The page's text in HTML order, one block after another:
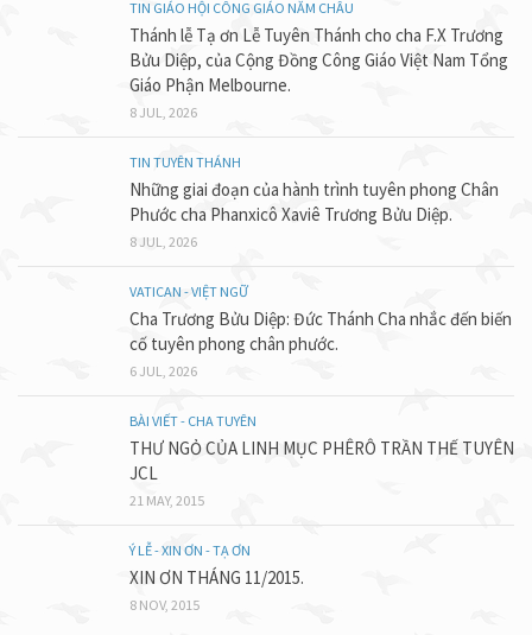
TIN GIÁO HỘI CÔNG GIÁO NĂM CHÂU
Thánh lễ Tạ ơn Lễ Tuyên Thánh cho cha F.X Trương
Bửu Diệp, của Cộng Đồng Công Giáo Việt Nam Tổng
Giáo Phận Melbourne.
8 JUL, 2026
TIN TUYÊN THÁNH
Những giai đoạn của hành trình tuyên phong Chân
Phước cha Phanxicô Xaviê Trương Bửu Diệp.
8 JUL, 2026
VATICAN - VIỆT NGỮ
Cha Trương Bửu Diệp: Đức Thánh Cha nhắc đến biến
cố tuyên phong chân phước.
6 JUL, 2026
BÀI VIẾT - CHA TUYÊN
THƯ NGỎ CỦA LINH MỤC PHÊRÔ TRẦN THẾ TUYÊN
JCL
21 MAY, 2015
Ý LỄ - XIN ƠN - TẠ ƠN
XIN ƠN THÁNG 11/2015.
8 NOV, 2015